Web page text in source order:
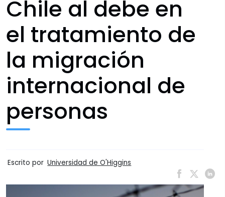
Chile al debe en
el tratamiento de
la migración
internacional de
personas
Escrito por Universidad de O'Higgins